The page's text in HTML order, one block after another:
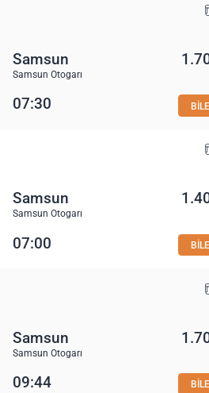
Samsun
Samsun Otogarı
07:30
Samsun
Samsun Otogarı
07:00
Samsun
Samsun Otogarı
09:44